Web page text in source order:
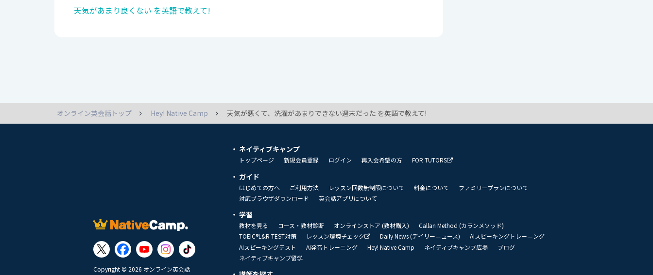
天気があまり良くない を英語で教えて!
オンライン英会話トップ Hey! Native Camp 天気が悪くて、洗濯があまりできない週末だった を英語で教えて!
Copyright © 2026 オンライン英会話
ネイティブキャンプ
トップページ 新規会員登録 ログイン 再入会希望の方 FOR TUTORS
ガイド
はじめての方へ ご利用方法 レッスン回数無制限について 料金について
ファミリープランについて
対応ブラウザダウンロード
英会話アプリについて
学習
教材を見る コース・教材診断 オンラインストア (教材購入)
Callan Method (カランメソッド)
TOEIC®L&R TEST対策
レッスン環境チェック Daily News (デイリーニュース)
AIスピーキングトレーニング
AIスピーキングテスト
AI発音トレーニング Hey! Native Camp ネイティブキャンプ広場
ブログ
ネイティブキャンプ留学